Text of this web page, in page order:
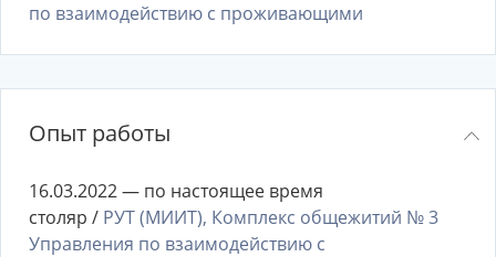
по взаимодействию с проживающими
Опыт работы
16.03.2022 — по настоящее время
столяр / РУТ (МИИТ), Комплекс общежитий № 3
Управления по взаимодействию с